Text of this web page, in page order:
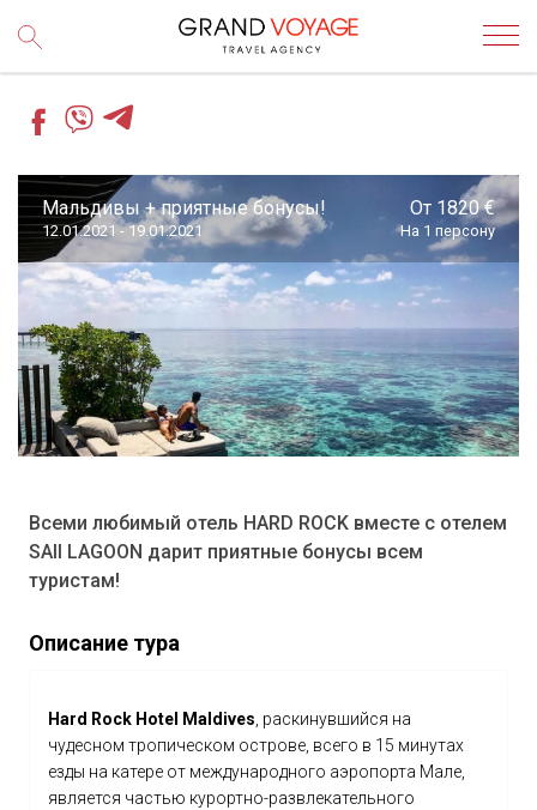
Мальдивы + приятные бонусы!
12.01.2021 - 19.01.2021
От 1820 €
На 1 персону
Всеми любимый отель HARD ROCK вместе с отелем
SAII LAGOON дарит приятные бонусы всем
туристам!
Описание тура
Hard Rock Hotel Maldives , раскинувшийся на
чудесном тропическом острове, всего в 15 минутах
езды на катере от международного аэропорта Мале,
является частью курортно-развлекательного